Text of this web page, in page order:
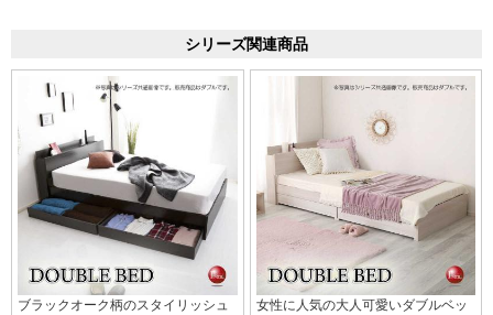
シリーズ関連商品
ブラックオーク柄のスタイリッシュ
女性に人気の大人可愛いダブルベッ